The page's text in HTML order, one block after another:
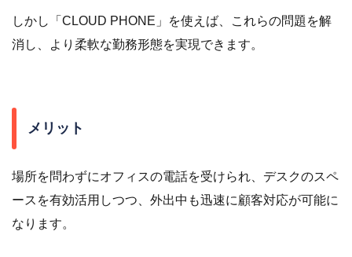
しかし「CLOUD PHONE」を使えば、これらの問題を解
消し、より柔軟な勤務形態を実現できます。
メリット
場所を問わずにオフィスの電話を受けられ、デスクのスペ
ースを有効活用しつつ、外出中も迅速に顧客対応が可能に
なります。